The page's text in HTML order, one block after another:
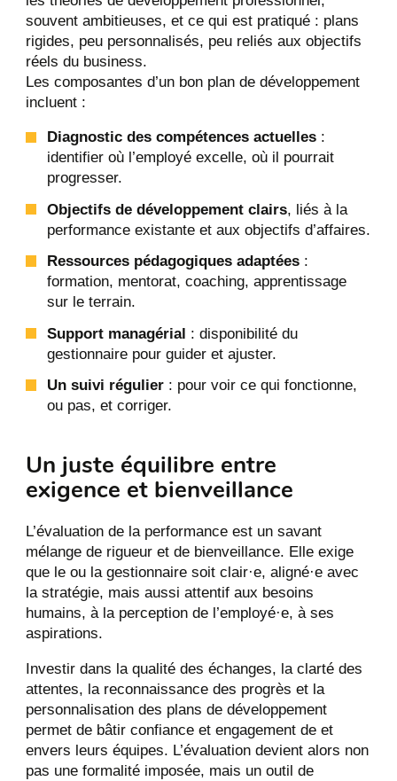
souvent ambitieuses, et ce qui est pratiqué : plans
rigides, peu personnalisés, peu reliés aux objectifs
réels du business.
Les composantes d’un bon plan de développement
incluent :
Diagnostic des compétences actuelles :
identifier où l’employé excelle, où il pourrait
progresser.
Objectifs de développement clairs, liés à la
performance existante et aux objectifs d’affaires.
Ressources pédagogiques adaptées :
formation, mentorat, coaching, apprentissage
sur le terrain.
Support managérial : disponibilité du
gestionnaire pour guider et ajuster.
Un suivi régulier : pour voir ce qui fonctionne,
ou pas, et corriger.
Un juste équilibre entre
exigence et bienveillance
L’évaluation de la performance est un savant
mélange de rigueur et de bienveillance. Elle exige
que le ou la gestionnaire soit clair·e, aligné·e avec
la stratégie, mais aussi attentif aux besoins
humains, à la perception de l’employé·e, à ses
aspirations.
Investir dans la qualité des échanges, la clarté des
attentes, la reconnaissance des progrès et la
personnalisation des plans de développement
permet de bâtir confiance et engagement de et
envers leurs équipes. L’évaluation devient alors non
pas une formalité imposée, mais un outil de